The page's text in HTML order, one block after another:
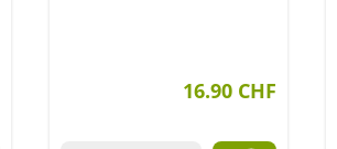
16.90 CHF